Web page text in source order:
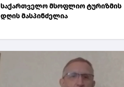
საქართველო მსოფლიო ტურიზმის
დღის მასპინძელია